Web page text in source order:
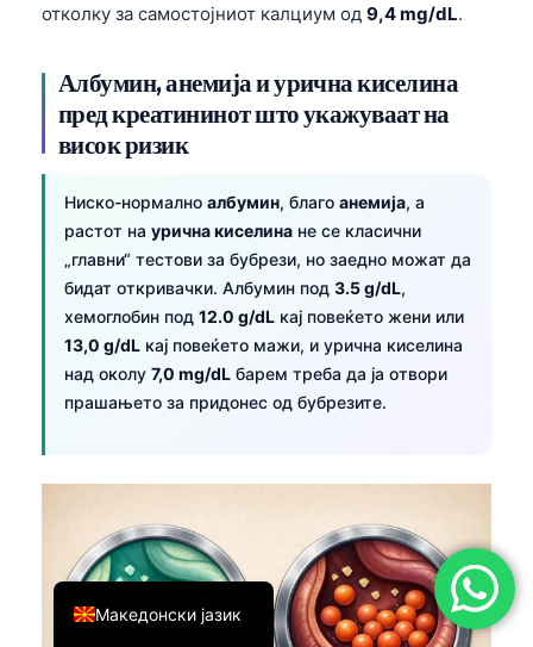
отколку за самостојниот калциум од 9,4 mg/dL.
Албумин, анемија и урична киселина
пред креатининот што укажуваат на
висок ризик
Ниско-нормално албумин, благо анемија, а
растот на урична киселина не се класични
„главни“ тестови за бубрези, но заедно можат да
бидат откривачки. Албумин под 3.5 g/dL,
хемоглобин под 12.0 g/dL кај повеќето жени или
13,0 g/dL кај повеќето мажи, и урична киселина
над околу 7,0 mg/dL барем треба да ја отвори
прашањето за придонес од бубрезите.
Македонски јазик
English
Deutsch
Italiano
Español
Português
Ελληνικά
简体中文
فارسی
Dansk